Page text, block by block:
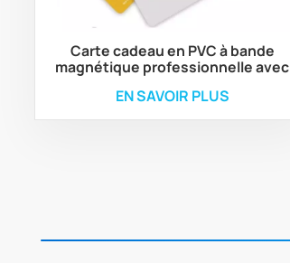
Carte cadeau en PVC à bande
magnétique professionnelle avec
EN SAVOIR PLUS